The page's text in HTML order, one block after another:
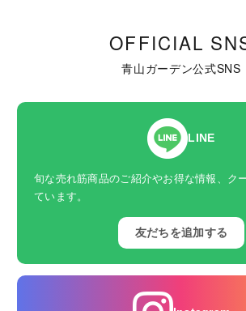
OFFICIAL
青山ガーデン公式SNS
LINE
旬な売れ筋商品のご紹介やお得な情報、ク
ています。
友だちを追加する